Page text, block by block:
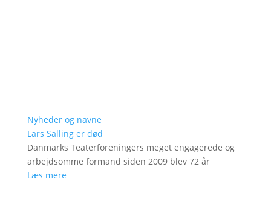
Nyheder og navne
Lars Salling er død
Danmarks Teaterforeningers meget engagerede og
arbejdsomme formand siden 2009 blev 72 år
Læs mere